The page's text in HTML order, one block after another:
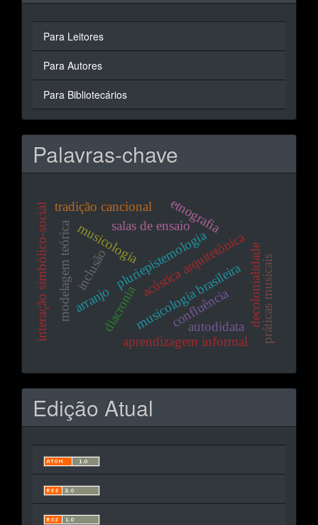
Para Leitores
Para Autores
Para Bibliotecários
Palavras-chave
acústica arquitetônica
confluência
inclusão
musicologia
diacronia
pluriepistemologia decolonialidade
musicologia brasileira
arranjo
etnografia
modelagem teórica
interação simbólico-social práticas musicais
aprendizagem informal
salas de ensaio
tradição cancional
autodidata
Edição Atual